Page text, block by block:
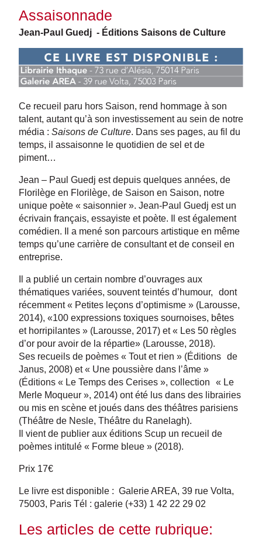
Assaisonnade
Jean-Paul Guedj - Éditions Saisons de Culture
Ce recueil paru hors Saison, rend hommage à son
talent, autant qu’à son investissement au sein de notre
média : Saisons de Culture. Dans ses pages, au fil du
temps, il assaisonne le quotidien de sel et de
piment…
Jean – Paul Guedj est depuis quelques années, de
Florilège en Florilège, de Saison en Saison, notre
unique poète « saisonnier ». Jean-Paul Guedj est un
écrivain français, essayiste et poète. Il est également
comédien. Il a mené son parcours artistique en même
temps qu’une carrière de consultant et de conseil en
entreprise.
Il a publié un certain nombre d’ouvrages aux
thématiques variées, souvent teintés d’humour, dont
récemment « Petites leçons d’optimisme » (Larousse,
2014), «100 expressions toxiques sournoises, bêtes
et horripilantes » (Larousse, 2017) et « Les 50 règles
d’or pour avoir de la répartie» (Larousse, 2018).
Ses recueils de poèmes « Tout et rien » (Éditions de
Janus, 2008) et « Une poussière dans l’âme »
(Éditions « Le Temps des Cerises », collection « Le
Merle Moqueur », 2014) ont été lus dans des librairies
ou mis en scène et joués dans des théâtres parisiens
(Théâtre de Nesle, Théâtre du Ranelagh).
Il vient de publier aux éditions Scup un recueil de
poèmes intitulé « Forme bleue » (2018).
Prix 17€
Le livre est disponible : Galerie AREA, 39 rue Volta,
75003, Paris Tél : galerie (+33) 1 42 22 29 02
Les articles de cette rubrique: